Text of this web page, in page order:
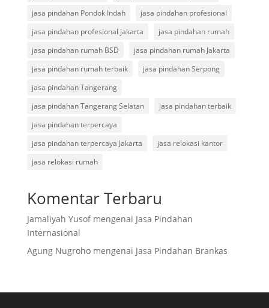
jasa pindahan Pondok Indah
jasa pindahan profesional
jasa pindahan profesional jakarta
jasa pindahan rumah
jasa pindahan rumah BSD
jasa pindahan rumah Jakarta
jasa pindahan rumah terbaik
jasa pindahan Serpong
jasa pindahan Tangerang
jasa pindahan Tangerang Selatan
jasa pindahan terbaik
jasa pindahan terpercaya
jasa pindahan terpercaya Jakarta
jasa relokasi kantor
jasa relokasi rumah
Komentar Terbaru
Jamaliyah Yusofmengenai Jasa Pindahan
Internasional
Agung Nugrohomengenai Jasa Pindahan Brankas